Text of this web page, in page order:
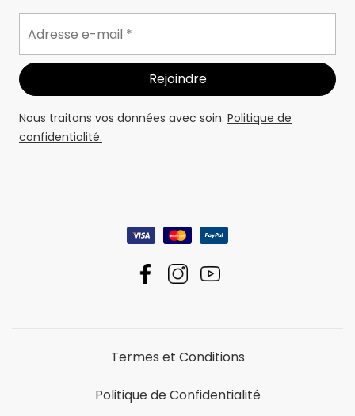
Nous traitons vos données avec soin. Politique de
confidentialité.
Termes et Conditions
Politique de Confidentialité